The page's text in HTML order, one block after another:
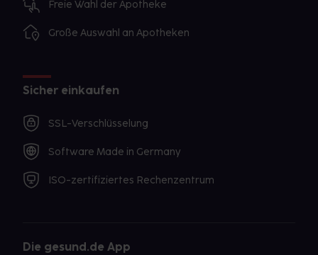
Freie Wahl der Apotheke
Große Auswahl an Apotheken
Sicher einkaufen
SSL-Verschlüsselung
Software Made in Germany
ISO-zertifiziertes Rechenzentrum
Die gesund.de App